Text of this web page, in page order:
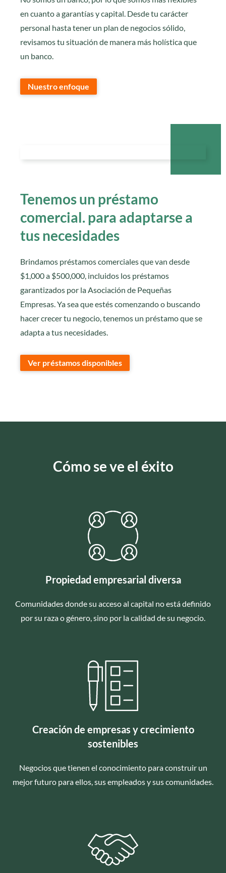
en cuanto a garantías y capital. Desde tu carácter
personal hasta tener un plan de negocios sólido,
revisamos tu situación de manera más holística que
un banco.
Nuestro enfoque
Tenemos un préstamo
comercial. para adaptarse a
tus necesidades
Brindamos préstamos comerciales que van desde
$1,000 a $500,000, incluidos los préstamos
garantizados por la Asociación de Pequeñas
Empresas. Ya sea que estés comenzando o buscando
hacer crecer tu negocio, tenemos un préstamo que se
adapta a tus necesidades.
Ver préstamos disponibles
Cómo se ve el éxito
Propiedad empresarial diversa
Comunidades donde su acceso al capital no está definido
por su raza o género, sino por la calidad de su negocio.
Creación de empresas y crecimiento
sostenibles
Negocios que tienen el conocimiento para construir un
mejor futuro para ellos, sus empleados y sus comunidades.